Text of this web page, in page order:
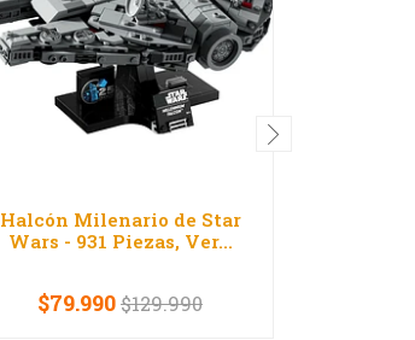
Halcón Milenario de Star
Wars - 931 Piezas, Ver...
+
$79.990$129.990